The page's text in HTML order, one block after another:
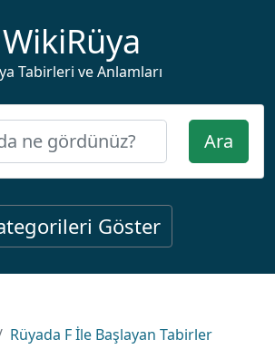
WikiRüya
Tabirleri ve Anlamları
Ara
Göster
Rüyada F İle Başlayan Tabirler